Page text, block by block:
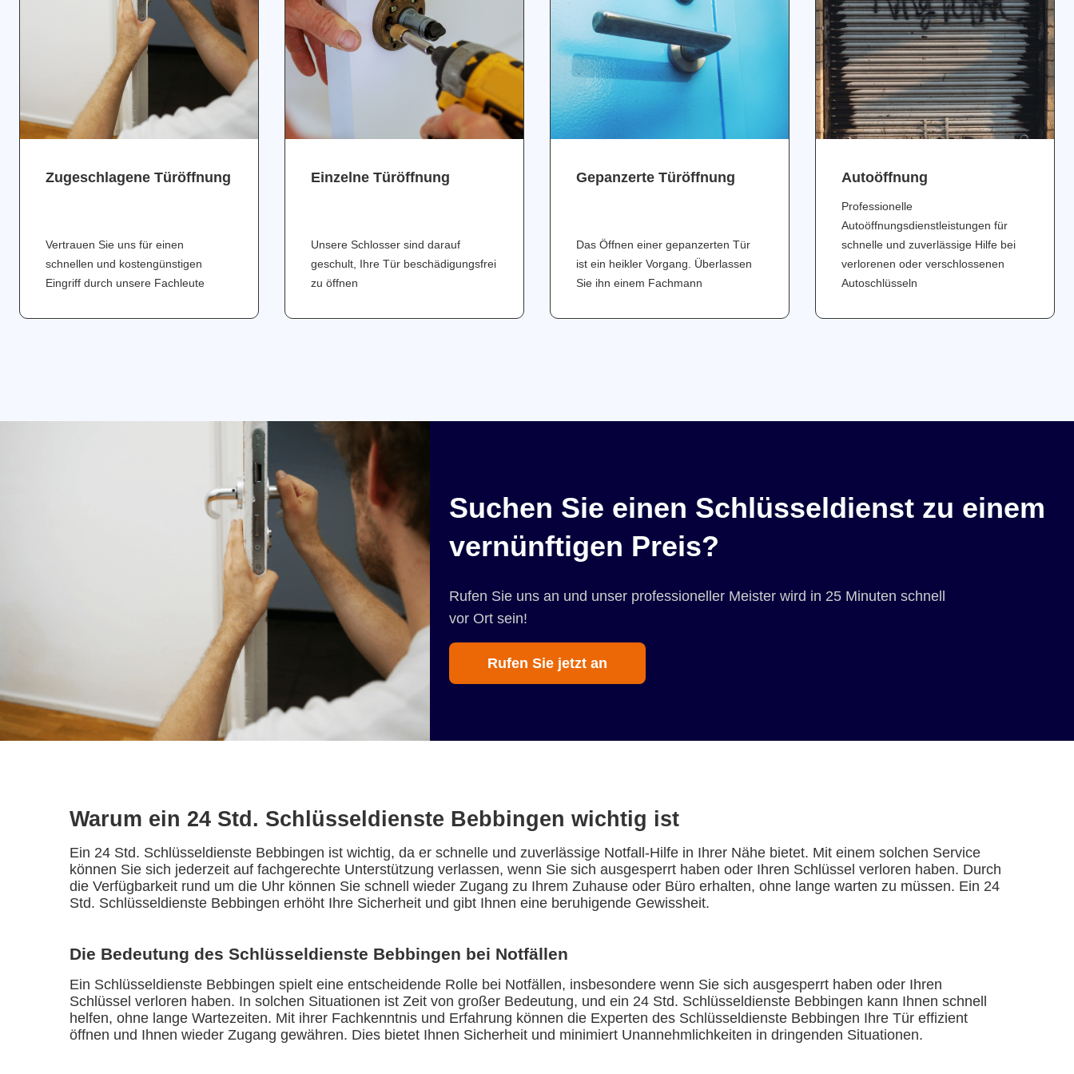
Zugeschlagene Türöffnung
Vertrauen Sie uns für einen
schnellen und kostengünstigen
Eingriff durch unsere Fachleute
Einzelne Türöffnung
Unsere Schlosser sind darauf
geschult, Ihre Tür beschädigungsfrei
zu öffnen
Gepanzerte Türöffnung
Das Öffnen einer gepanzerten Tür
ist ein heikler Vorgang. Überlassen
Sie ihn einem Fachmann
Аutoöffnung
Professionelle
Autoöffnungsdienstleistungen für
schnelle und zuverlässige Hilfe bei
verlorenen oder verschlossenen
Autoschlüsseln
Suchen Sie einen Schlüsseldienst zu einem
vernünftigen Preis?
Rufen Sie uns an und unser professioneller Meister wird in 25 Minuten schnell
vor Ort sein!
Rufen Sie jetzt an
Warum ein 24 Std. Schlüsseldienste Bebbingen wichtig ist
Ein 24 Std. Schlüsseldienste Bebbingen ist wichtig, da er schnelle und zuverlässige Notfall-Hilfe in Ihrer Nähe bietet. Mit einem solchen Service
können Sie sich jederzeit auf fachgerechte Unterstützung verlassen, wenn Sie sich ausgesperrt haben oder Ihren Schlüssel verloren haben. Durch
die Verfügbarkeit rund um die Uhr können Sie schnell wieder Zugang zu Ihrem Zuhause oder Büro erhalten, ohne lange warten zu müssen. Ein 24
Std. Schlüsseldienste Bebbingen erhöht Ihre Sicherheit und gibt Ihnen eine beruhigende Gewissheit.
Die Bedeutung des Schlüsseldienste Bebbingen bei Notfällen
Ein Schlüsseldienste Bebbingen spielt eine entscheidende Rolle bei Notfällen, insbesondere wenn Sie sich ausgesperrt haben oder Ihren
Schlüssel verloren haben. In solchen Situationen ist Zeit von großer Bedeutung, und ein 24 Std. Schlüsseldienste Bebbingen kann Ihnen schnell
helfen, ohne lange Wartezeiten. Mit ihrer Fachkenntnis und Erfahrung können die Experten des Schlüsseldienste Bebbingen Ihre Tür effizient
öffnen und Ihnen wieder Zugang gewähren. Dies bietet Ihnen Sicherheit und minimiert Unannehmlichkeiten in dringenden Situationen.